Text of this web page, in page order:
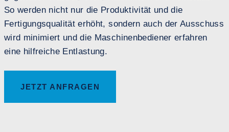
So werden nicht nur die Produktivität und die
Fertigungsqualität erhöht, sondern auch der Ausschuss
wird minimiert und die Maschinenbediener erfahren
eine hilfreiche Entlastung.
JETZT ANFRAGEN